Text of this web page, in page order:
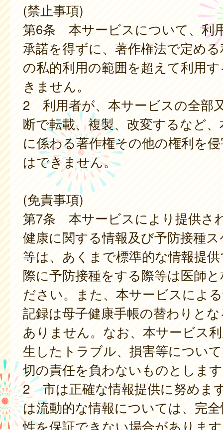
(禁止事項)
第6条 本サービスについて、利
承諾を得ずに、著作権法で定め
の私的利用の範囲を超えて利用
きません。
2 利用者が、本サービスの全部
断で転載、複製、改変するなど
に係わる著作権その他の権利を
はできません。
(免責事項)
第7条 本サービスにより提供さ
健康に関する情報及び予防接種
等は、あくまで標準的な情報提
際に予防接種をする際等は医師
ださい。また、本サービスによ
記録は母子健康手帳の替わりと
ありません。なお、本サービス
生したトラブル、損害等につい
切の責任を負わないものとしま
2 市は正確な情報提供に努めま
は流動的な情報については、完
性を保証できない場合がありま